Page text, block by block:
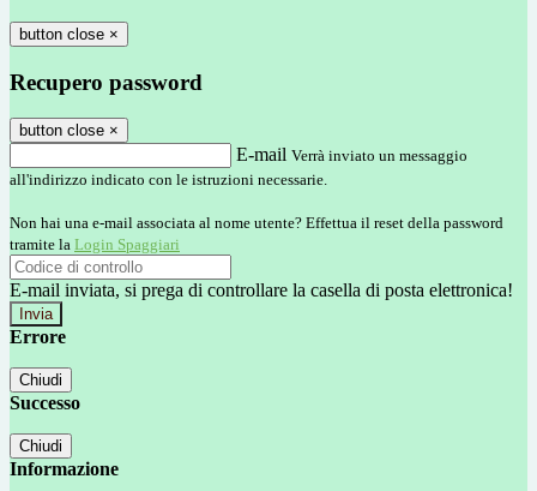
button close ×
Recupero password
button close ×
E-mail Verrà inviato un messaggio
all'indirizzo indicato con le istruzioni necessarie.
Non hai una e-mail associata al nome utente? Effettua il reset della password
tramite la Login Spaggiari
E-mail inviata, si prega di controllare la casella di posta elettronica!
Errore
Chiudi
Successo
Chiudi
Informazione